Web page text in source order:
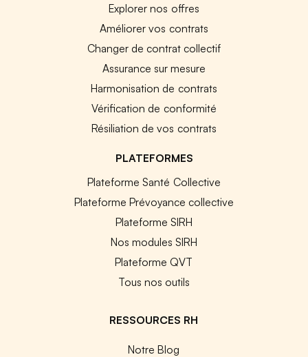
Explorer nos offres
Améliorer vos contrats
Changer de contrat collectif
Assurance sur mesure
Harmonisation de contrats
Vérification de conformité
Résiliation de vos contrats
PLATEFORMES
Plateforme Santé Collective
Plateforme Prévoyance collective
Plateforme SIRH
Nos modules SIRH
Plateforme QVT
Tous nos outils
RESSOURCES RH
Notre Blog